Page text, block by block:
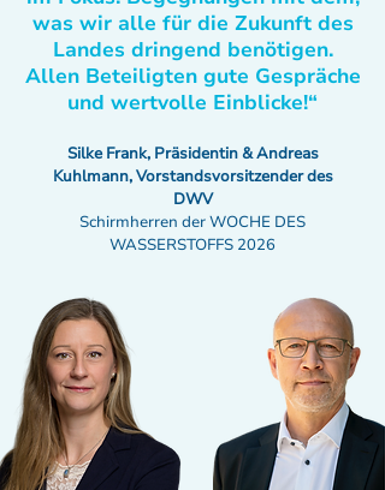
was wir alle für die Zukunft des
Landes dringend benötigen.
Allen Beteiligten gute Gespräche
und wertvolle Einblicke!“
Silke Frank, Präsidentin & Andreas
Kuhlmann, Vorstandsvorsitzender des
DWV
Schirmherren der WOCHE DES
WASSERSTOFFS 2026